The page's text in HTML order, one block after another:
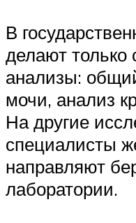
В
делают
анализы:
мочи, анализ
На другие
специалисты
направляют
лаборатории.